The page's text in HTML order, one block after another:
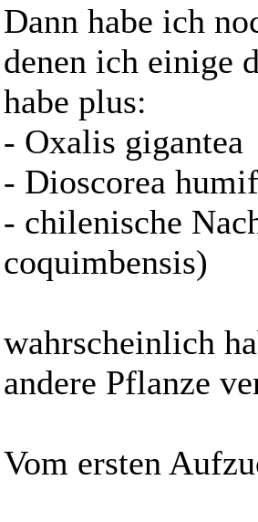
Dann habe ich
denen ich einige
habe plus:
- Oxalis gigantea
- Dioscorea
- chilenische
coquimbensis)
wahrscheinlich
andere Pflanze
Vom ersten